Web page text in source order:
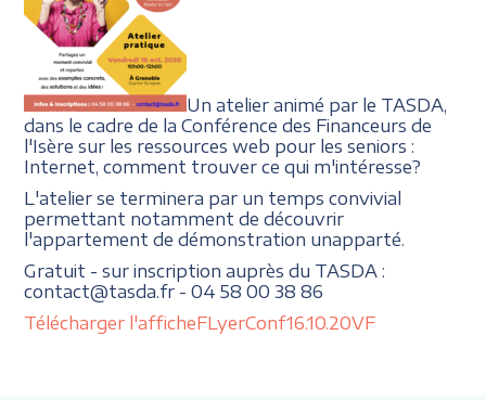
Un atelier animé par le TASDA,
dans le cadre de la Conférence des Financeurs de
l'Isère sur les ressources web pour les seniors :
Internet, comment trouver ce qui m'intéresse?
L'atelier se terminera par un temps convivial
permettant notamment de découvrir
l'appartement de démonstration unapparté.
Gratuit - sur inscription auprès du TASDA :
contact@tasda.fr - 04 58 00 38 86
Télécharger l'afficheFLyerConf16.10.20VF